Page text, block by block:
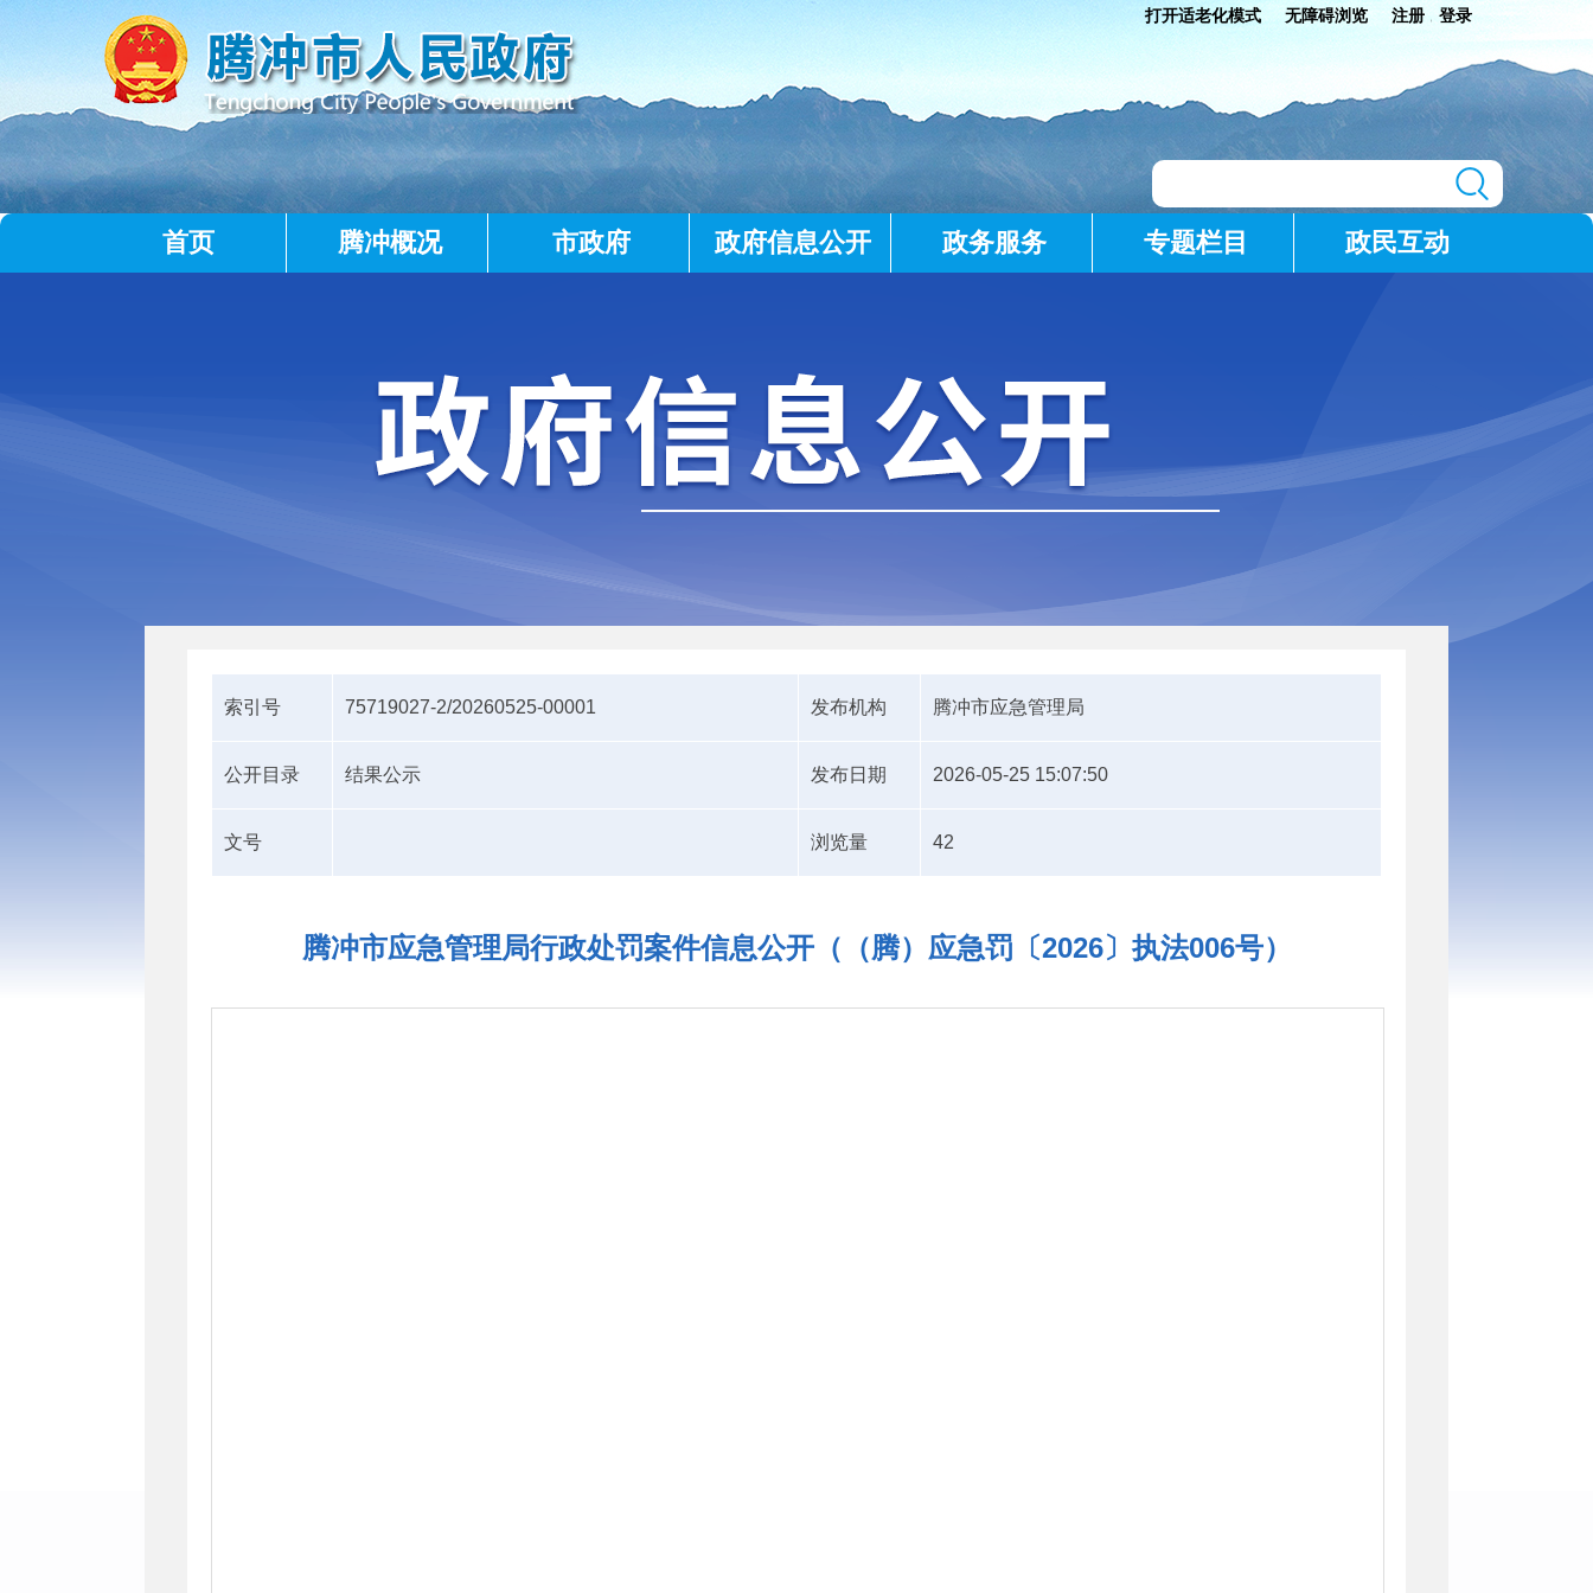
打开适老化模式 无障碍浏览 注册 登录
首页 腾冲概况 市政府 政府信息公开 政务服务 专题栏目 政民互动
索引号 75719027-2/20260525-00001 发布机构 腾冲市应急管理局
公开目录 结果公示 发布日期 2026-05-25 15:07:50
文号 浏览量 42
腾冲市应急管理局行政处罚案件信息公开（（腾）应急罚〔2026〕执法006号）